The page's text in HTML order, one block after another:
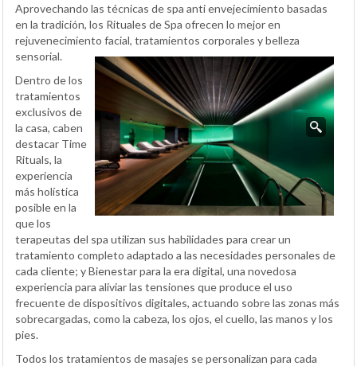
Aprovechando las técnicas de spa anti envejecimiento basadas
en la tradición, los Rituales de Spa ofrecen lo mejor en
rejuvenecimiento facial, tratamientos corporales y belleza
sensorial.
Dentro de los
tratamientos
exclusivos de
la casa, caben
destacar Time
Rituals, la
experiencia
más holística
posible en la
que los
terapeutas del spa utilizan sus habilidades para crear un
tratamiento completo adaptado a las necesidades personales de
cada cliente; y Bienestar para la era digital, una novedosa
experiencia para aliviar las tensiones que produce el uso
frecuente de dispositivos digitales, actuando sobre las zonas más
sobrecargadas, como la cabeza, los ojos, el cuello, las manos y los
pies.
Todos los tratamientos de masajes se personalizan para cada